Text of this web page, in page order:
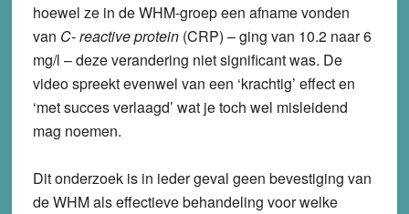
hoewel ze in de WHM-groep een afname vonden
van C- reactive protein(CRP) – ging van 10.2 naar 6
mg/l – deze verandering niet significant was. De
video spreekt evenwel van een ‘krachtig’ effect en
‘met succes verlaagd’ wat je toch wel misleidend
mag noemen.
Dit onderzoek is in ieder geval geen bevestiging van
de WHM als effectieve behandeling voor welke